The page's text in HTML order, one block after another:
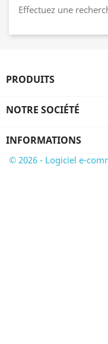
Effectuez une
PRODUITS
NOTRE SOCIÉTÉ
INFORMATIONS
© 2026 - Logiciel e-